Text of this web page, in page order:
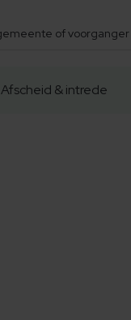
Afscheid & intrede